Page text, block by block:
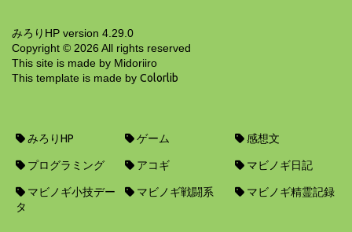
みろりHP version 4.29.0
Copyright © 2026 All rights reserved
This site is made by Midoriiro
This template is made by Colorlib
みろりHP ゲーム 感想文
プログラミング アコギ マビノギ日記
マビノギ小技デー
タ
マビノギ戦闘系 マビノギ精霊記録